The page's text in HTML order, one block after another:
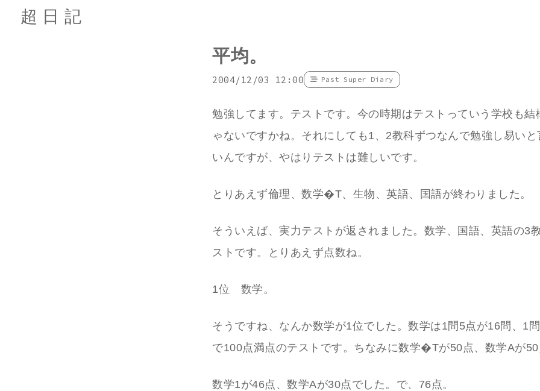
超日記
平均。
2004/12/03 12:00 Past Super Diary
勉強してます。テストです。今の時期はテストっていう学校も結
ゃないですかね。それにしても1、2教科ずつなんで勉強し易いと
いんですが、やはりテストは難しいです。
とりあえず倫理、数学�T、生物、英語、国語が終わりました。
そういえば、実力テストが返されました。数学、国語、英語の3
ストです。とりあえず点数ね。
1位 数学。
そうですね、なんか数学が1位でした。数学は1問5点が16問、1
で100点満点のテストです。ちなみに数学�Tが50点、数学Aが50
数学1が46点、数学Aが30点でした。で、76点。